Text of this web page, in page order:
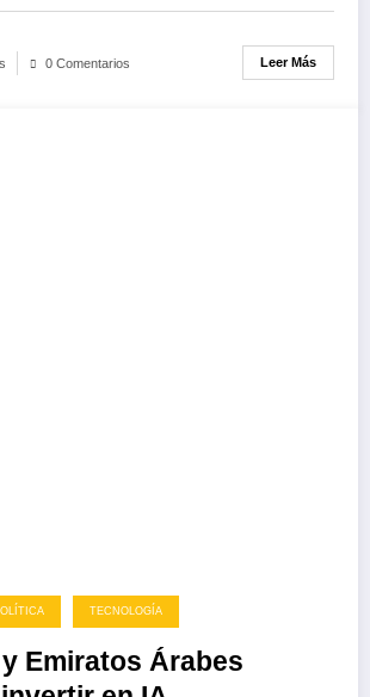
0 Comentarios Leer Más
TECNOLOGÍA
Emiratos Árabes